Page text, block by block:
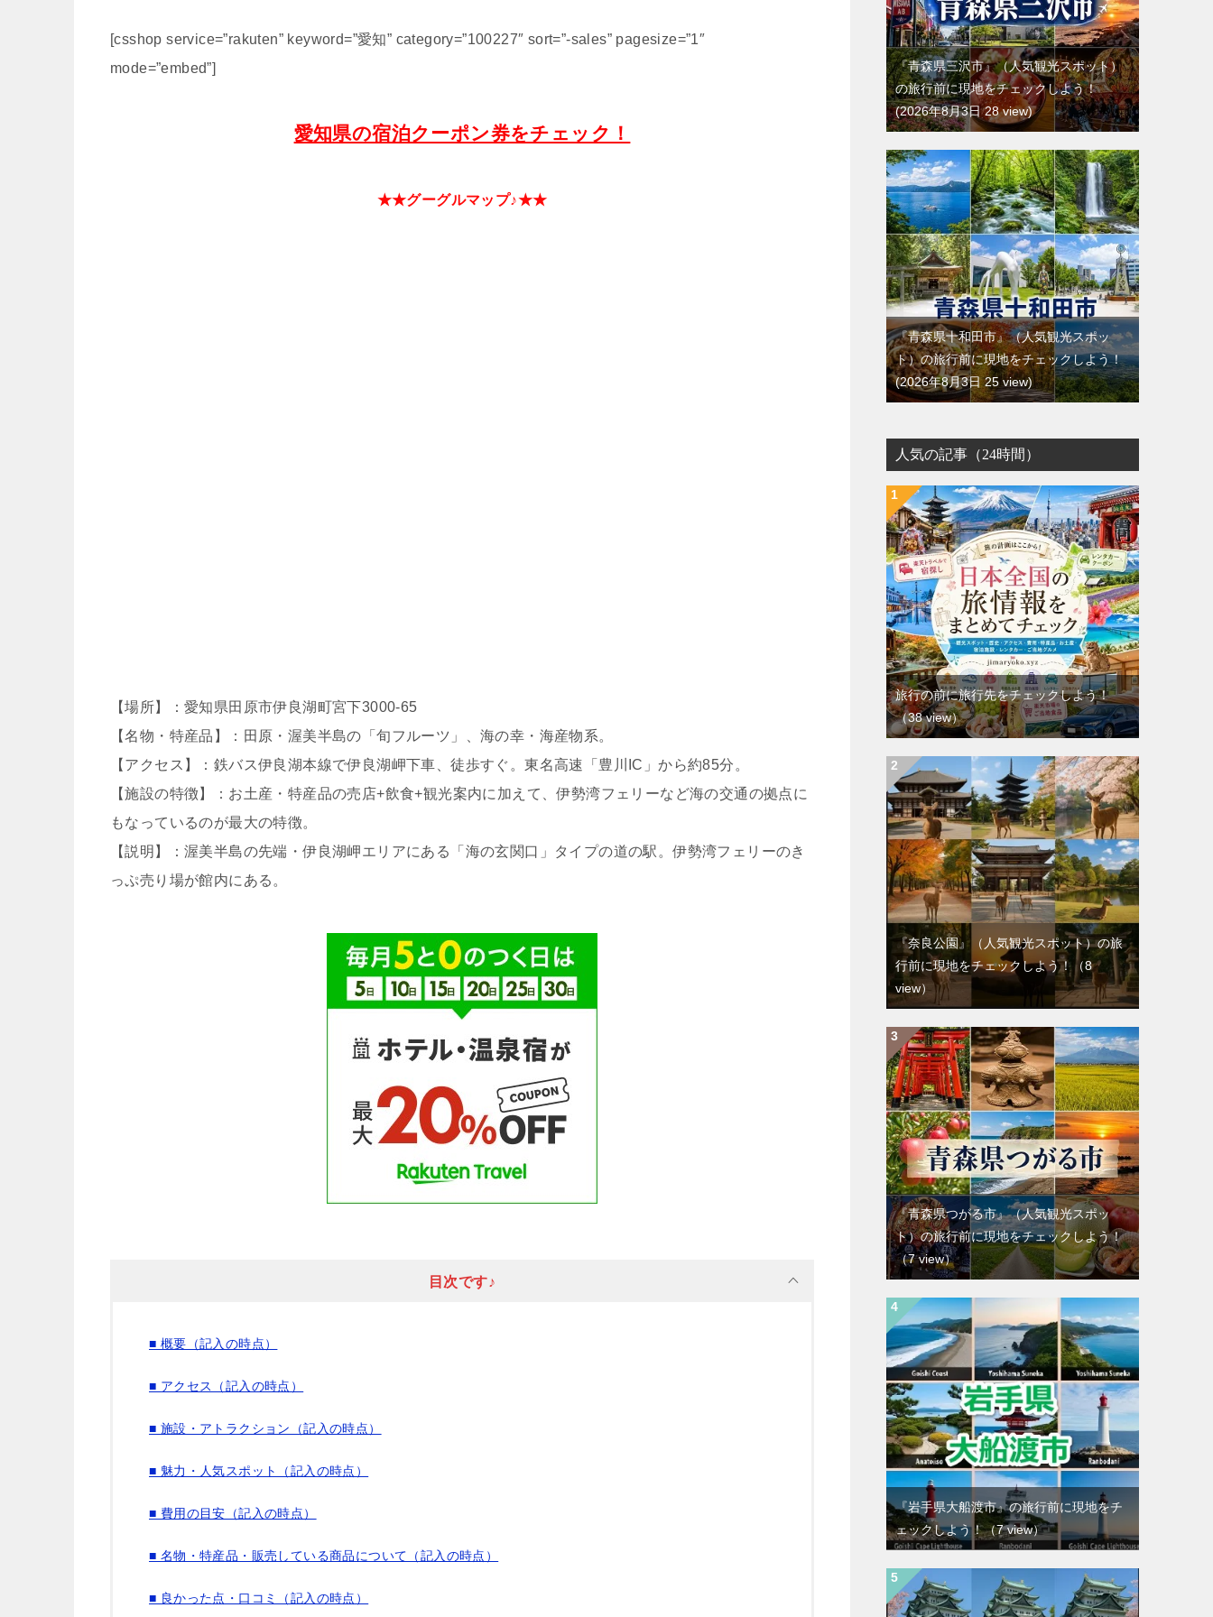
[csshop service=”rakuten” keyword=”愛知” category=”100227″ sort=”-sales” pagesize=”1″
mode=”embed”]
愛知県の宿泊クーポン券をチェック！
★★グーグルマップ♪★★
【場所】：愛知県田原市伊良湖町宮下3000-65
【名物・特産品】：田原・渥美半島の「旬フルーツ」、海の幸・海産物系。
【アクセス】：鉄バス伊良湖本線で伊良湖岬下車、徒歩すぐ。東名高速「豊川IC」から約85分。
【施設の特徴】：お土産・特産品の売店+飲食+観光案内に加えて、伊勢湾フェリーなど海の交通の拠点に
もなっているのが最大の特徴。
【説明】：渥美半島の先端・伊良湖岬エリアにある「海の玄関口」タイプの道の駅。伊勢湾フェリーのき
っぷ売り場が館内にある。
目次です♪
■ 概要（記入の時点）
■ アクセス（記入の時点）
■ 施設・アトラクション（記入の時点）
■ 魅力・人気スポット（記入の時点）
■ 費用の目安（記入の時点）
■ 名物・特産品・販売している商品について（記入の時点）
■ 良かった点・口コミ（記入の時点）
『青森県三沢市』（人気観光スポット）
の旅行前に現地をチェックしよう！
2026年8月3日 28 view
『青森県十和田市』（人気観光スポッ
ト）の旅行前に現地をチェックしよう！
2026年8月3日 25 view
人気の記事（24時間）
旅行の前に旅行先をチェックしよう！
（38 view）
『奈良公園』（人気観光スポット）の旅
行前に現地をチェックしよう！ （8
view）
『青森県つがる市』（人気観光スポッ
ト）の旅行前に現地をチェックしよう！
（7 view）
『岩手県大船渡市』の旅行前に現地をチ
ェックしよう！（7 view）